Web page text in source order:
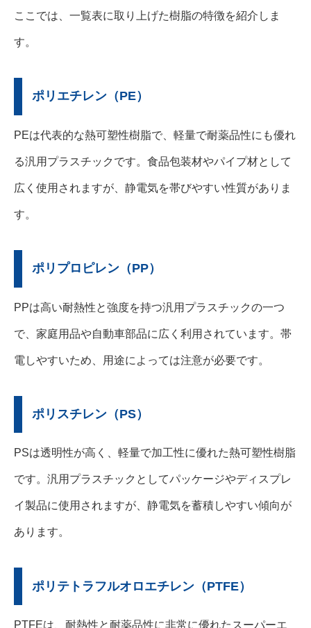
ここでは、一覧表に取り上げた樹脂の特徴を紹介しま
す。
ポリエチレン（PE）
PEは代表的な熱可塑性樹脂で、軽量で耐薬品性にも優れ
る汎用プラスチックです。食品包装材やパイプ材として
広く使用されますが、静電気を帯びやすい性質がありま
す。
ポリプロピレン（PP）
PPは高い耐熱性と強度を持つ汎用プラスチックの一つ
で、家庭用品や自動車部品に広く利用されています。帯
電しやすいため、用途によっては注意が必要です。
ポリスチレン（PS）
PSは透明性が高く、軽量で加工性に優れた熱可塑性樹脂
です。汎用プラスチックとしてパッケージやディスプレ
イ製品に使用されますが、静電気を蓄積しやすい傾向が
あります。
ポリテトラフルオロエチレン（PTFE）
PTFEは、耐熱性と耐薬品性に非常に優れたスーパーエ